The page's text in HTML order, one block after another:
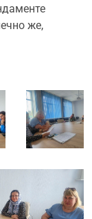
же,